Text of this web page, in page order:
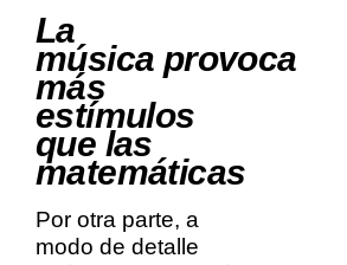
La
música provoca
más
estímulos
que las
matemáticas
Por otra parte, a
modo de detalle